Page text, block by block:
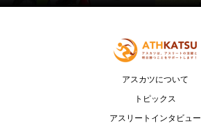
アスカツについて
トピックス
アスリートインタビュー